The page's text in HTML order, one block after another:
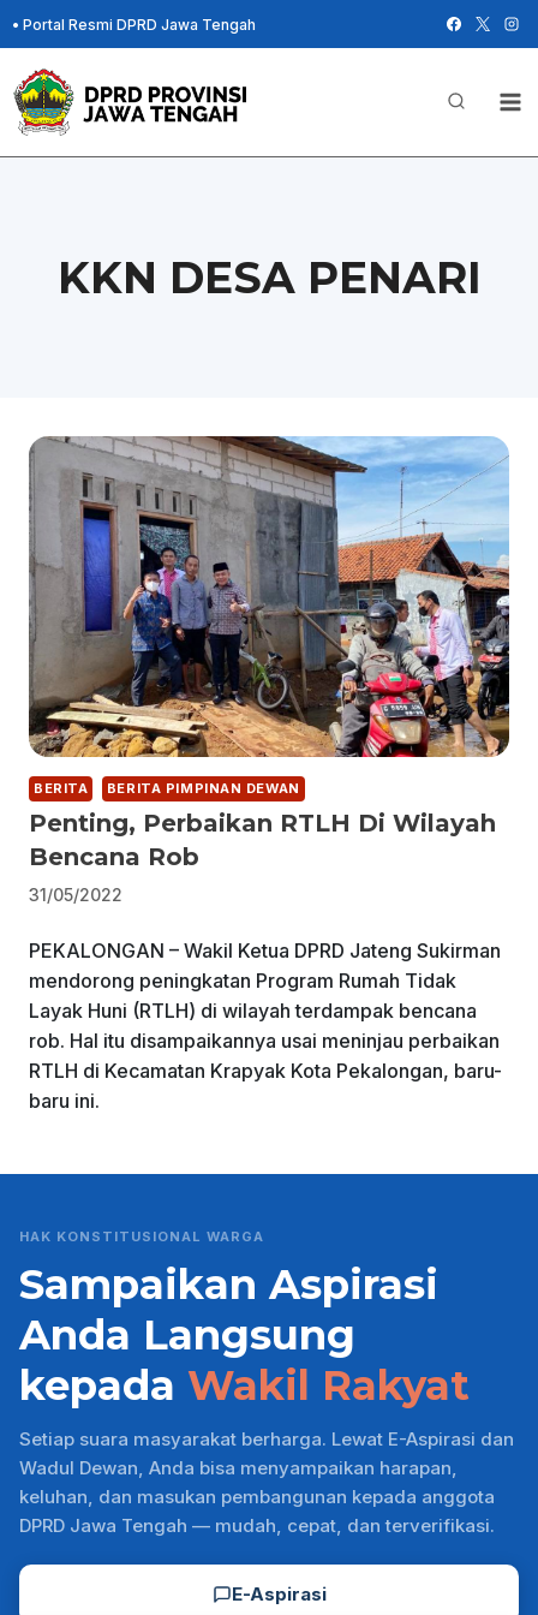
Skip
to
content
• Portal Resmi DPRD Jawa Tengah
KKN DESA PENARI
BERITA BERITA PIMPINAN DEWAN
Penting, Perbaikan RTLH Di Wilayah
Bencana Rob
31/05/2022
PEKALONGAN – Wakil Ketua DPRD Jateng Sukirman
mendorong peningkatan Program Rumah Tidak
Layak Huni (RTLH) di wilayah terdampak bencana
rob. Hal itu disampaikannya usai meninjau perbaikan
RTLH di Kecamatan Krapyak Kota Pekalongan, baru-
baru ini.
HAK KONSTITUSIONAL WARGA
Sampaikan Aspirasi
Anda Langsung
kepada Wakil Rakyat
Setiap suara masyarakat berharga. Lewat E-Aspirasi dan
Wadul Dewan, Anda bisa menyampaikan harapan,
keluhan, dan masukan pembangunan kepada anggota
DPRD Jawa Tengah — mudah, cepat, dan terverifikasi.
E-Aspirasi